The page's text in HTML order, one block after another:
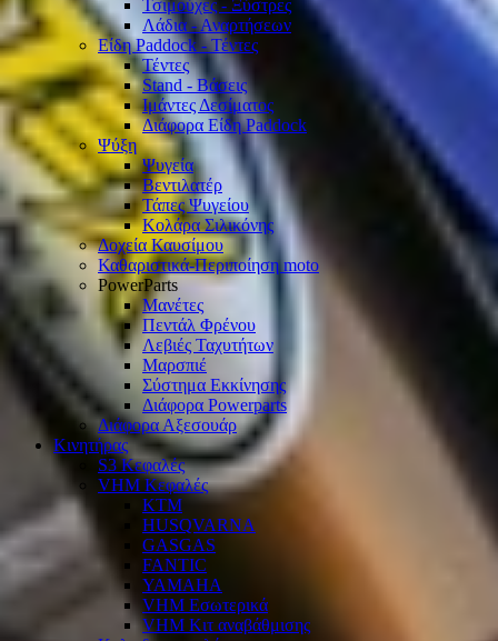
Τσιμούχες - Ξύστρες
Λάδια - Αναρτήσεων
Είδη Paddock - Τέντες
Τέντες
Stand - Βάσεις
Ιμάντες Δεσίματος
Διάφορα Είδη Paddock
Ψύξη
Ψυγεία
Βεντιλατέρ
Τάπες Ψυγείου
Κολάρα Σιλικόνης
Δοχεία Καυσίμου
Καθαριστικά-Περιποίηση moto
PowerParts
Μανέτες
Πεντάλ Φρένου
Λεβιές Ταχυτήτων
Μαρσπιέ
Σύστημα Εκκίνησης
Διάφορα Powerparts
Διάφορα Αξεσουάρ
Κινητήρας
S3 Κεφαλές
VHM Κεφαλές
KTM
HUSQVARNA
GASGAS
FANTIC
YAMAHA
VHM Εσωτερικά
VHM Κιτ αναβάθμισης